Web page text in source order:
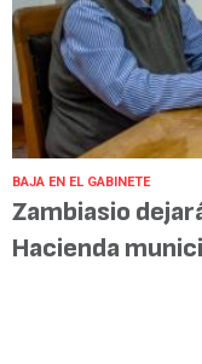
BAJA EN EL GABINETE
Zambiasio
Hacienda